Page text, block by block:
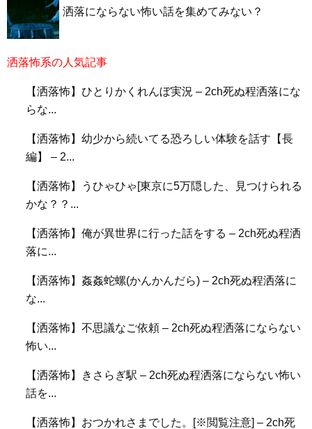
洒落にならない怖い話を集めてみない？
洒落怖系の人気記事
【洒落怖】ひとりかくれんぼ実況 – 2ch死ぬ程洒落にな
らな...
【洒落怖】幼少から続いてる恐ろしい体験を話す【長
編】 – 2...
【洒落怖】うひゃひゃ[東京に5万隠した、見つけられる
かな？？...
【洒落怖】俺が異世界に行った話をする – 2ch死ぬ程洒
落に...
【洒落怖】姦姦蛇螺(かんかんだら) – 2ch死ぬ程洒落に
な...
【洒落怖】不思議なご依頼 – 2ch死ぬ程洒落にならない
怖い...
【洒落怖】きさらぎ駅 – 2ch死ぬ程洒落にならない怖い
話を...
【洒落怖】おつかれさまでした。[※閲覧注意] – 2ch死